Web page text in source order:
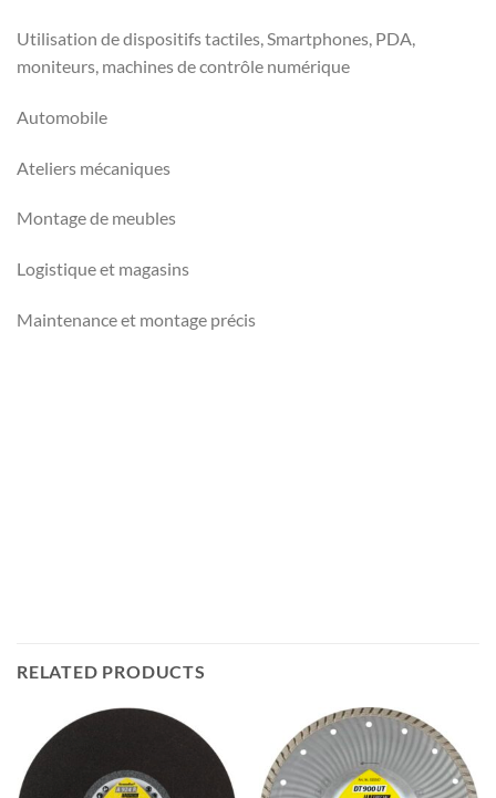
Utilisation de dispositifs tactiles, Smartphones, PDA,
moniteurs, machines de contrôle numérique
Automobile
Ateliers mécaniques
Montage de meubles
Logistique et magasins
Maintenance et montage précis
RELATED PRODUCTS